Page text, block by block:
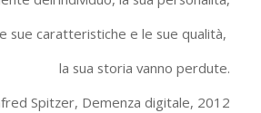
sue caratteristiche e le sue qualità,
la sua storia vanno perdute.
Spitzer, Demenza digitale, 2012